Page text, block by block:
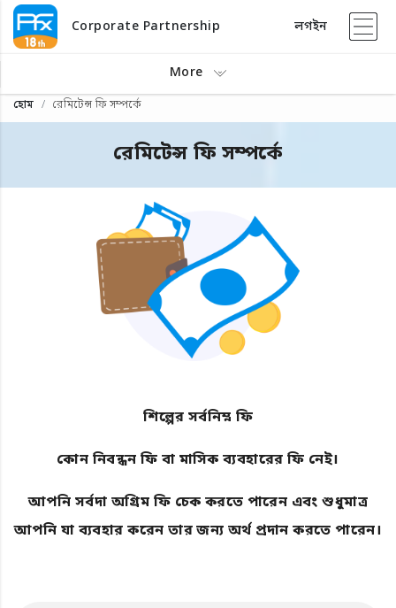
Corporate Partnership লগইন
More
হোম রেমিটেন্স ফি সম্পর্কে
রেমিটেন্স ফি সম্পর্কে
শিল্পের সর্বনিম্ন ফি
কোন নিবন্ধন ফি বা মাসিক ব্যবহারের ফি নেই।
আপনি সর্বদা অগ্রিম ফি চেক করতে পারেন এবং শুধুমাত্র
আপনি যা ব্যবহার করেন তার জন্য অর্থ প্রদান করতে পারেন।